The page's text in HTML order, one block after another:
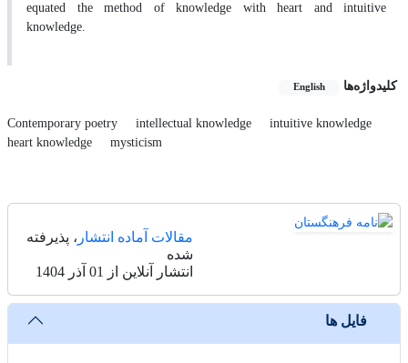
equated the method of knowledge with heart and intuitive
knowledge.
کلیدواژه‌ها English
Contemporary poetry intellectual knowledge
intuitive knowledge
heart knowledge
mysticism
مقالات آماده انتشار ، پذیرفته
شده
انتشار آنلاین از 01 آذر 1404
فایل ها